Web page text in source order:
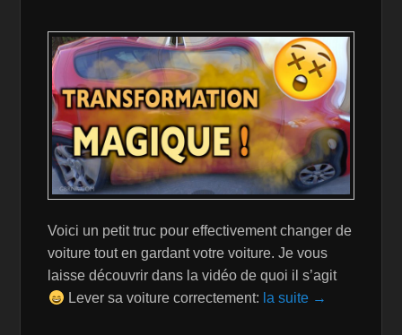
st
Voici un petit truc pour effectivement changer de
voiture tout en gardant votre voiture. Je vous
laisse découvrir dans la vidéo de quoi il s’agit
Lever sa voiture correctement: la suite →